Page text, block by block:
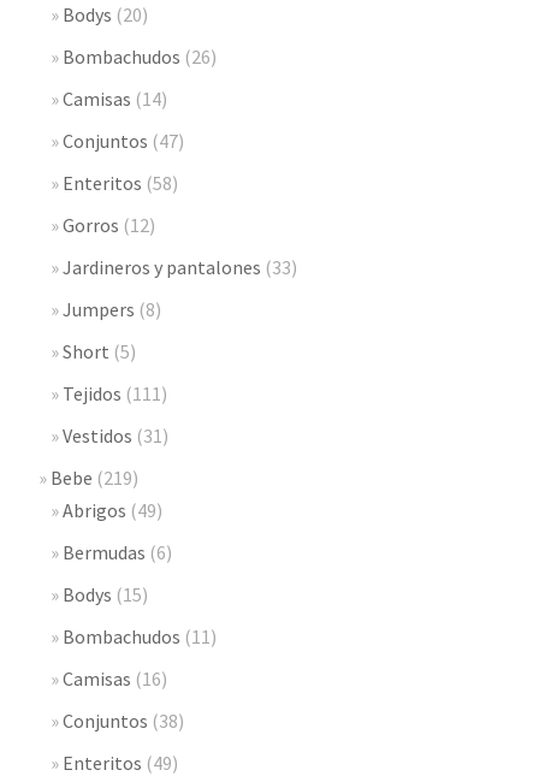
Bodys (20)
Bombachudos (26)
Camisas (14)
Conjuntos (47)
Enteritos (58)
Gorros (12)
Jardineros y pantalones (33)
Jumpers (8)
Short (5)
Tejidos (111)
Vestidos (31)
Bebe (219)
Abrigos (49)
Bermudas (6)
Bodys (15)
Bombachudos (11)
Camisas (16)
Conjuntos (38)
Enteritos (49)